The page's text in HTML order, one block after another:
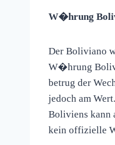
W�hrung
Der Boliviano
W�hrung
betrug der
jedoch am
Boliviens kann
kein offizielle